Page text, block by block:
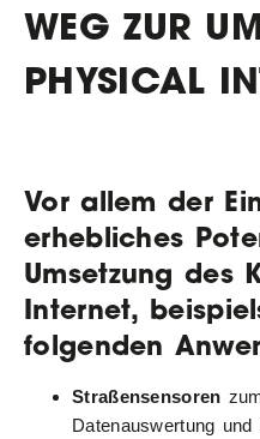
WEG ZUR
PHYSICAL
Vor allem der
erhebliches
Umsetzung des
Internet,
folgenden
Straßensensoren
Datenauswertung